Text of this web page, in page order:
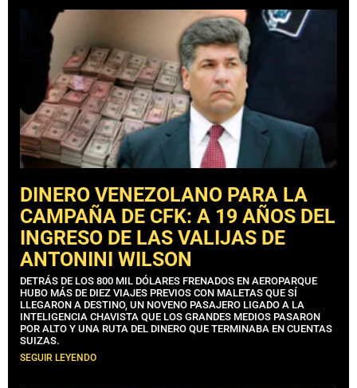
DINERO VENEZOLANO PARA LA
CAMPAÑA DE CFK: A 19 AÑOS DEL
INGRESO DE LAS VALIJAS DE
ANTONINI WILSON
DETRÁS DE LOS 800 MIL DÓLARES FRENADOS EN AEROPARQUE
HUBO MÁS DE DIEZ VIAJES PREVIOS CON MALETAS QUE SÍ
LLEGARON A DESTINO, UN NOVENO PASAJERO LIGADO A LA
INTELIGENCIA CHAVISTA QUE LOS GRANDES MEDIOS PASARON
POR ALTO Y UNA RUTA DEL DINERO QUE TERMINABA EN CUENTAS
SUIZAS.
SEGUIR LEYENDO